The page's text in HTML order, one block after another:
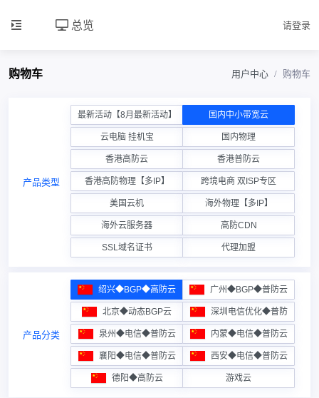
总览 请登录
购物车 用户中心 购物车
产品类型
最新活动【8月最新活动】 国内中小带宽云
云电脑 挂机宝 国内物理
香港高防云 香港普防云
香港高防物理【多IP】 跨境电商 双ISP专区
美国云机 海外物理【多IP】
海外云服务器 高防CDN
SSL域名证书 代理加盟
产品分类
绍兴◆BGP◆高防云 广州◆BGP◆普防云
北京◆动态BGP云 深圳电信优化◆普防
泉州◆电信◆普防云 内蒙◆电信◆普防云
襄阳◆电信◆普防云 西安◆电信◆普防云
德阳◆高防云 游戏云